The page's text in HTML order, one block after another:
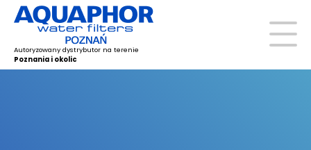
Autoryzowany dystrybutor na terenie
Poznania i okolic